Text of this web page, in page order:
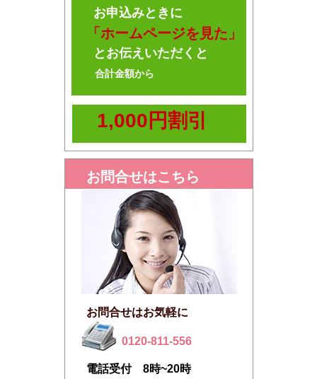
お申込みときに
「ホームページを見た」
とお伝えいただくと
合計金額から
1,000円割引
お問合せはこちら
お問合せはお気軽に
0120-811-556
電話受付 8時~20時